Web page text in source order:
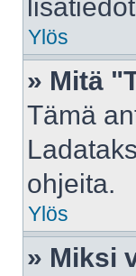
Ylös
» Mitä
Tämä
ohjeita.
Ylös
» Miksi